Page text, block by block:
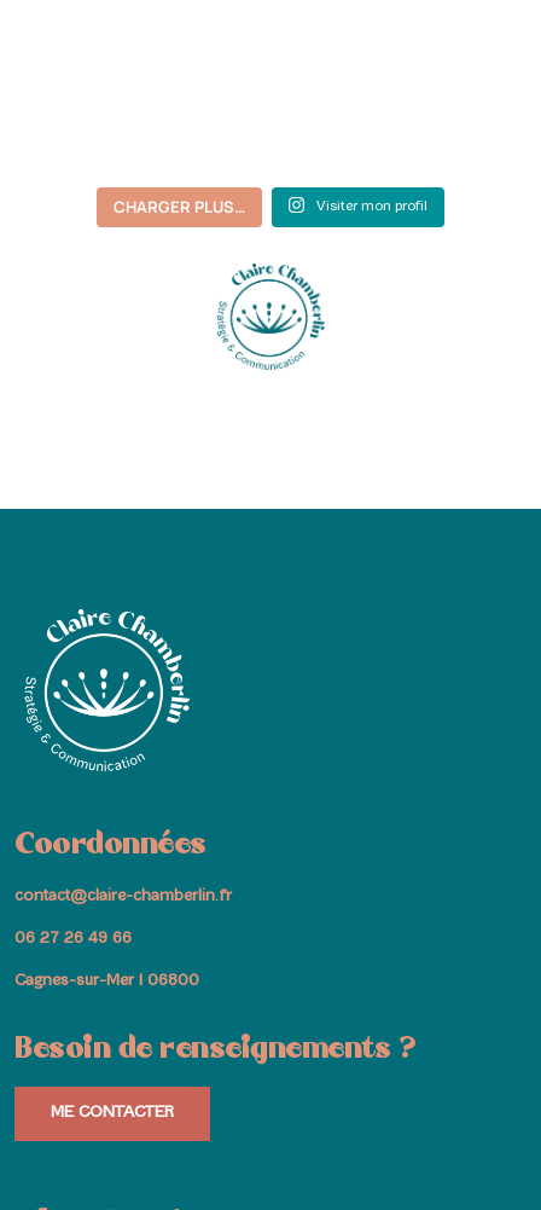
CHARGER PLUS… Visiter mon profil
Coordonnées
contact@claire-chamberlin.fr
06 27 26 49 66
Cagnes-sur-Mer I 06800
Besoin de renseignements ?
ME CONTACTER